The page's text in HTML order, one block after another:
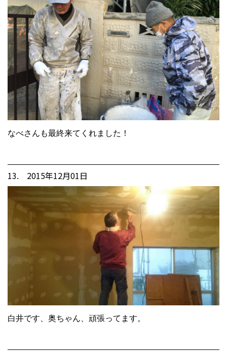
なべさんも最終来てくれました！
13. 2015年12月01日
白井です、奥ちゃん、頑張ってます。